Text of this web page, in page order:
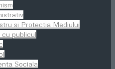
si Protectia Mediului
publicul
Sociala